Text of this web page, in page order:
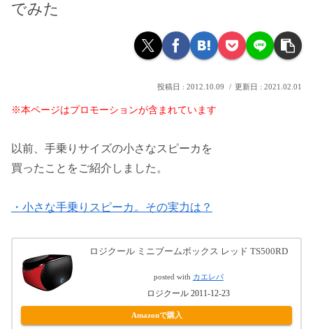
でみた
2012.10.09 2021.02.01
※本ページはプロモーションが含まれています
以前、手乗りサイズの小さなスピーカを
買ったことをご紹介しました。
・小さな手乗りスピーカ。その実力は？
ロジクール ミニブームボックス レッド TS500RD
posted with カエレバ
ロジクール 2011-12-23
Amazonで購入